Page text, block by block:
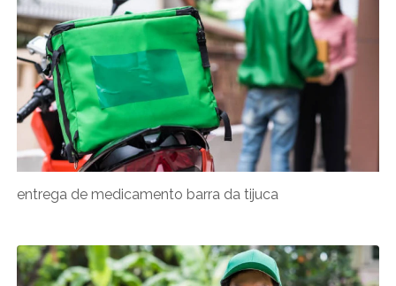
entrega de medicamento barra da tijuca